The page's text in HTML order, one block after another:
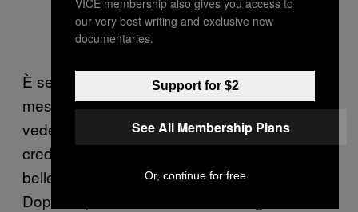
È seguito un vero e proprio assedio di
messaggi e telefonate, in cui mi chiedeva di
vederci, di aprire il mio cuore a lui (Gesù) e di
credergli: non voleva che “una delle notti più
belle della sua vita” non avesse seguito.
Dopo un paio di settimane che lo ignoravo ha
our very best writing and exclusive new
documentaries.
Support for $2
See All Membership Plans
Or, continue for free